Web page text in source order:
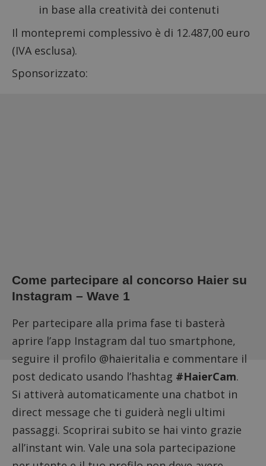
in base alla creatività dei contenuti
Il montepremi complessivo è di 12.487,00 euro
(IVA esclusa).
Sponsorizzato:
Come partecipare al concorso Haier su
Instagram – Wave 1
Per partecipare alla prima fase ti basterà
aprire l’app Instagram dal tuo smartphone,
seguire il profilo @haieritalia e commentare il
post dedicato usando l’hashtag #HaierCam.
Si attiverà automaticamente una chatbot in
direct message che ti guiderà negli ultimi
passaggi. Scoprirai subito se hai vinto grazie
all’instant win. Vale una sola partecipazione